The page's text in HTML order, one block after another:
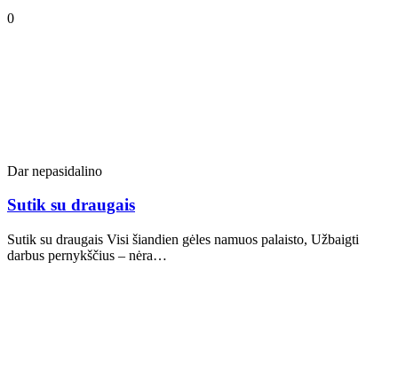
0
Dar nepasidalino
Sutik su draugais
Sutik su draugais Visi šiandien gėles namuos palaisto, Užbaigti
darbus pernykščius – nėra…